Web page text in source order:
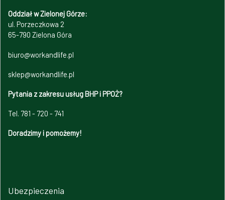
Oddział w Zielonej Górze:
ul. Porzeczkowa 2
65-790 Zielona Góra
biuro@workandlife.pl
sklep@workandlife.pl
Pytania z zakresu usług BHP i PPOŻ?
Tel. 781 - 720 - 741
Doradzimy i pomożemy!
Ubezpieczenia